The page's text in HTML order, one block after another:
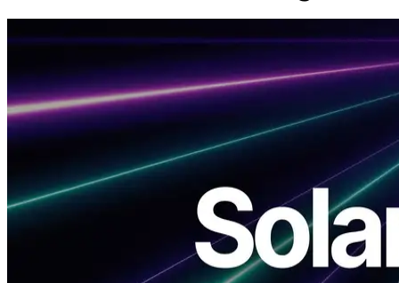
ELSOUL LABO B.V. (Head-day): Amsterdamनीदरलैंड, सीईओ:
Fumitake कावासाकी Validators DAO आधिकारिक रिलीज की घोषणा
ERPCनया उत्पाद: समर्पित सुपर Shredstream और समर्पित प्रीमियम